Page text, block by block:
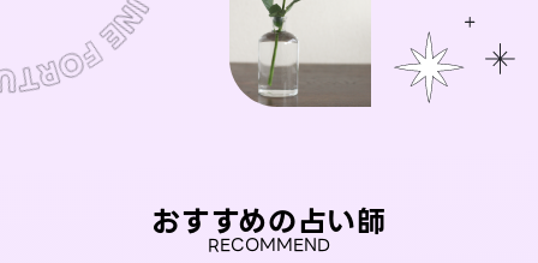
おすすめの占い師
RECOMMEND